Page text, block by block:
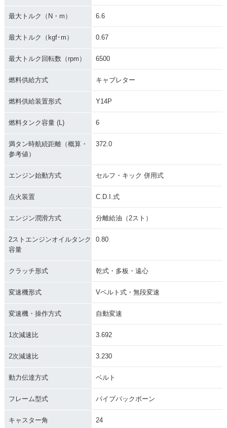
最大トルク（N・m） 6.6
最大トルク（kgf･m） 0.67
最大トルク回転数（rpm） 6500
燃料供給方式 キャブレター
燃料供給装置形式 Y14P
燃料タンク容量 (L) 6
満タン時航続距離（概算・
参考値）
372.0
エンジン始動方式 セルフ・キック 併用式
点火装置 C.D.I.式
エンジン潤滑方式 分離給油（2スト）
2ストエンジンオイルタンク
容量
0.80
クラッチ形式 乾式・多板・遠心
変速機形式 Vベルト式・無段変速
変速機・操作方式 自動変速
1次減速比 3.692
2次減速比 3.230
動力伝達方式 ベルト
フレーム型式 パイプバックボーン
キャスター角 24